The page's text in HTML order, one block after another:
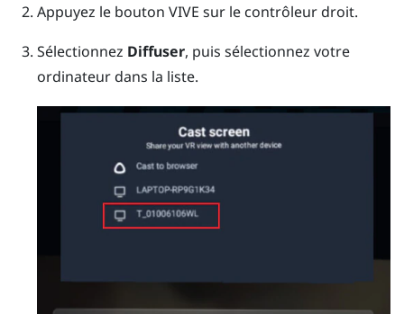
Appuyez le bouton VIVE sur le contrôleur droit.
Sélectionnez Diffuser, puis sélectionnez votre
ordinateur dans la liste.